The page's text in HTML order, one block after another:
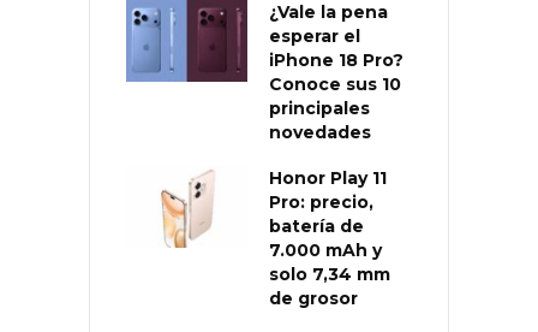
¿Vale la pena
esperar el
iPhone 18 Pro?
Conoce sus 10
principales
novedades
Honor Play 11
Pro: precio,
batería de
7.000 mAh y
solo 7,34 mm
de grosor